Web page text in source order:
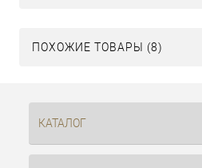
ПОХОЖИЕ ТОВАРЫ (8)
КАТАЛОГ